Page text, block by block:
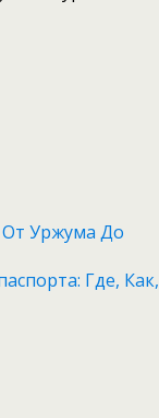
Уржума До
Где, Как,